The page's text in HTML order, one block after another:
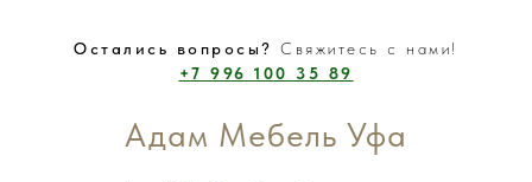
Остались вопросы?Свяжитесь с нами!
+7 996 100 35 89
Адам Мебель Уфа